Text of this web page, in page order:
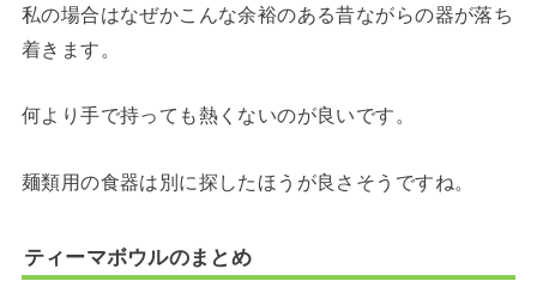
私の場合はなぜかこんな余裕のある昔ながらの器が落ち
着きます。
何より手で持っても熱くないのが良いです。
麺類用の食器は別に探したほうが良さそうですね。
ティーマボウルのまとめ